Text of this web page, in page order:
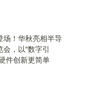
场！华秋亮相半导
会，以“数字引
件创新更简单